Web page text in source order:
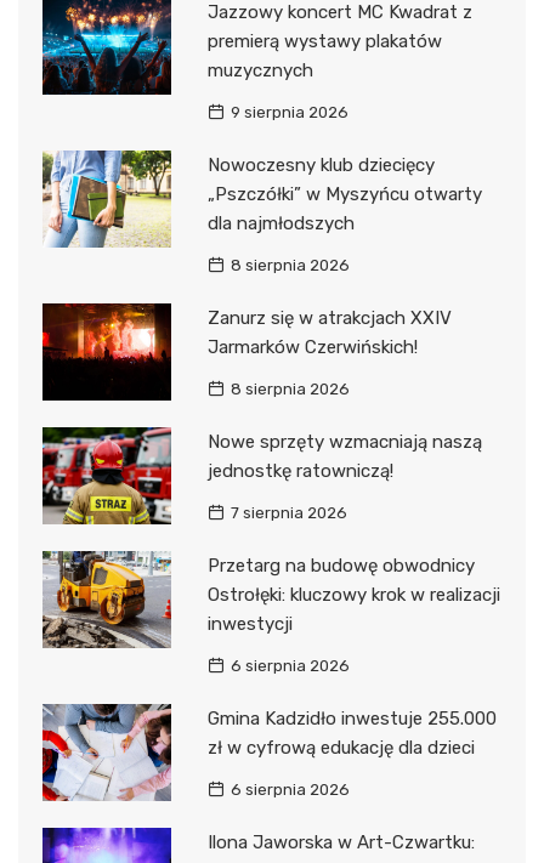
Jazzowy koncert MC Kwadrat z
premierą wystawy plakatów
muzycznych
9 sierpnia 2026
Nowoczesny klub dziecięcy
„Pszczółki” w Myszyńcu otwarty
dla najmłodszych
8 sierpnia 2026
Zanurz się w atrakcjach XXIV
Jarmarków Czerwińskich!
8 sierpnia 2026
Nowe sprzęty wzmacniają naszą
jednostkę ratowniczą!
7 sierpnia 2026
Przetarg na budowę obwodnicy
Ostrołęki: kluczowy krok w realizacji
inwestycji
6 sierpnia 2026
Gmina Kadzidło inwestuje 255.000
zł w cyfrową edukację dla dzieci
6 sierpnia 2026
Ilona Jaworska w Art-Czwartku: